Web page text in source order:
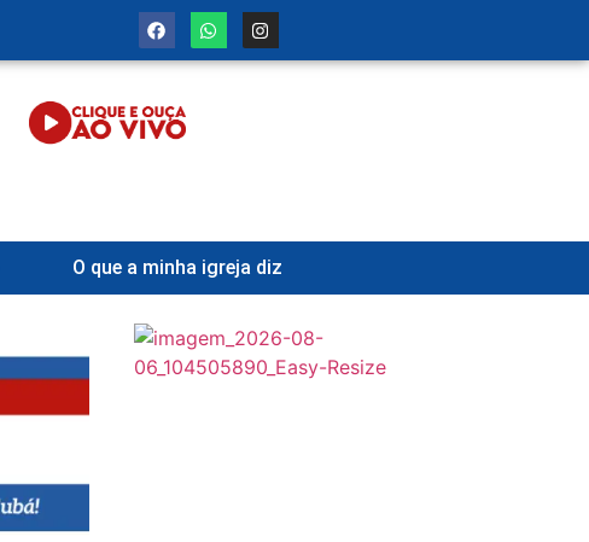
O que a minha igreja diz